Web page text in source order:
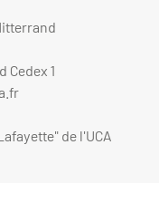
Cedex 1
de l'UCA